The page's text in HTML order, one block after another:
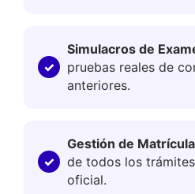
Simulacros de
pruebas reales de
anteriores.
Gestión de
de todos los
oficial.